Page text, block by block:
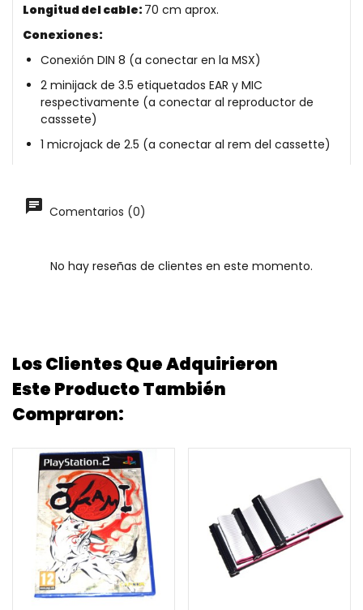
Longitud del cable: 70 cm aprox.
Conexiones:
Conexión DIN 8 (a conectar en la MSX)
2 minijack de 3.5 etiquetados EAR y MIC
respectivamente (a conectar al reproductor de
casssete)
1 microjack de 2.5 (a conectar al rem del cassette)
Comentarios (0)
No hay reseñas de clientes en este momento.
Los Clientes Que Adquirieron
Este Producto También
Compraron: